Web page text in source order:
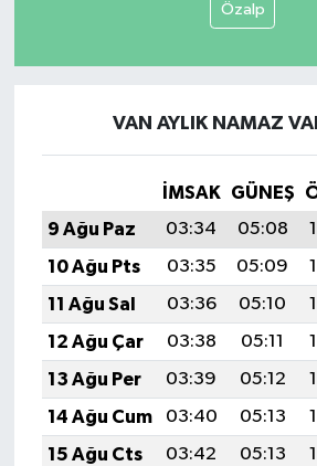
Özalp
VAN AYLIK NAMAZ
İMSAK GÜNEŞ
9 Ağu Paz
03:34 05:08
10 Ağu Pts
03:35 05:09
11 Ağu Sal
03:36 05:10
12 Ağu Çar
03:38 05:11
13 Ağu Per
03:39 05:12
14 Ağu Cum
03:40 05:13
15 Ağu Cts
03:42 05:13